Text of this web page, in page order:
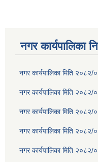
नगर कार्यपालिका
नगर कार्यपालिका मिति
नगर कार्यपालिका मिति
नगर कार्यपालिका मिति
नगर कार्यपालिका मिति
नगर कार्यपालिका मिति